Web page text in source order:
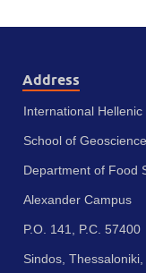
Address
International Hellenic
School of
Department of Food
Alexander Campus
P.O. 141, P.C. 57400
Sindos, Thessaloniki,